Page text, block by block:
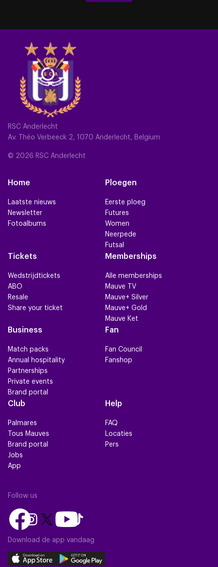
RSC Anderlecht
Av. Théo Verbeeck 2, 1070 Anderlecht, Belgium
© 2026 RSC Anderlecht
Home
Laatste nieuws
Newsletter
Fotoalbums
Ploegen
Eerste ploeg
Futures
Women
Neerpede
Futsal
Tickets
Wedstrijdtickets
ABO
Resale
Share your ticket
Memberships
Alle memberships
Mauve TV
Mauve+ Silver
Mauve+ Gold
Mauve Ket
Business
Match packs
Annual hospitality
Partnerships
Private events
Brand portal
Fan
Fan Council
Fanshop
Club
Palmares
Tous Mauves
Brand portal
Jobs
App
Help
FAQ
Locaties
Pers
Follow us
Follow
us
on
Follow
us
on
Instagram
Follow
on
X
Follow
us
on
Follow
us
on
TikTok
Download de app vandaag
Download
Download